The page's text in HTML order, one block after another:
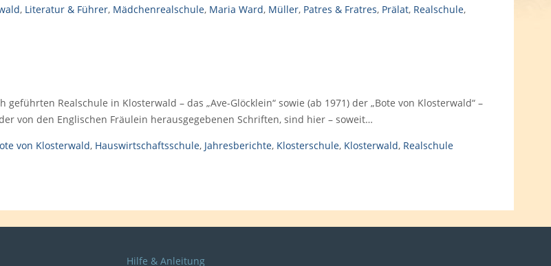
, Literatur & Führer, Mädchenrealschule, Maria Ward, Müller, Patres & Fratres, Prälat, Realschule,
geführten Realschule in Klosterwald – das „Ave-Glöcklein“ sowie (ab 1971) der „Bote von Klosterwald“ –
von den Englischen Fräulein herausgegebenen Schriften, sind hier – soweit…
von Klosterwald, Hauswirtschaftsschule, Jahresberichte, Klosterschule, Klosterwald, Realschule
Hilfe & Anleitung